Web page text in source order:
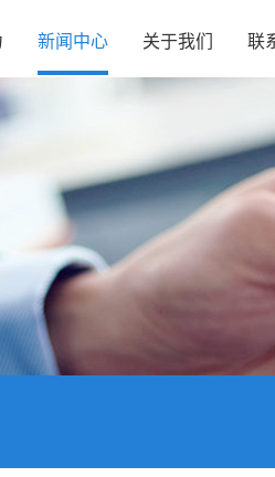
新闻中心 关于我们 联